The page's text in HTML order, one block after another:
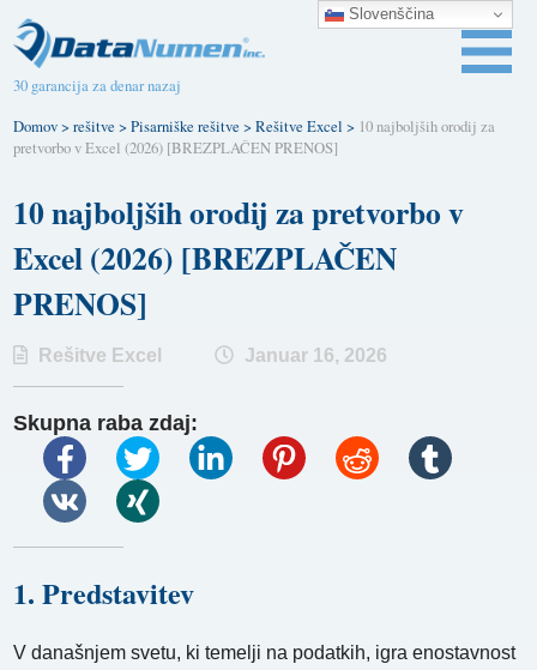
30 garancija za denar nazaj
Domov>rešitve >Pisarniške rešitve >Rešitve Excel > 10 najboljših orodij za
pretvorbo v Excel (2026) [BREZPLAČEN PRENOS]
10 najboljših orodij za pretvorbo v
Excel (2026) [BREZPLAČEN
PRENOS]
Rešitve Excel Januar 16, 2026
Skupna raba zdaj:
1. Predstavitev
V današnjem svetu, ki temelji na podatkih, igra enostavnost
Slovenščina